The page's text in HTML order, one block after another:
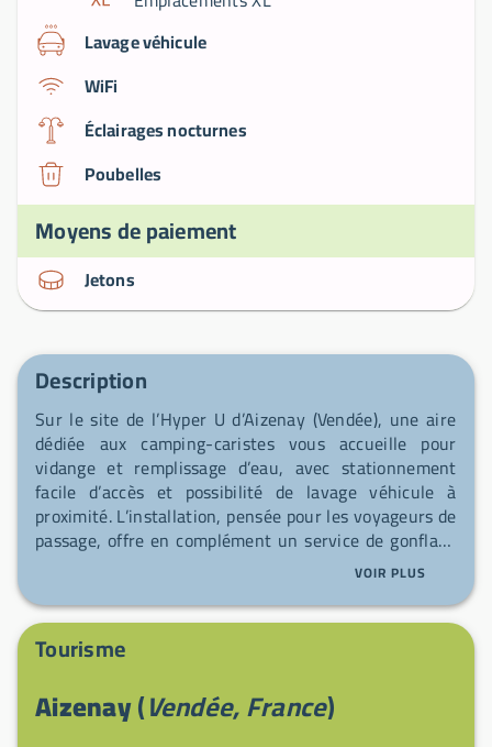
Lavage véhicule
WiFi
Éclairages nocturnes
Poubelles
Moyens de paiement
Jetons
Description
Sur le site de l’Hyper U d’Aizenay (Vendée), une aire
dédiée aux camping-caristes vous accueille pour
vidange et remplissage d’eau, avec stationnement
facile d’accès et possibilité de lavage véhicule à
proximité. L’installation, pensée pour les voyageurs de
passage, offre en complément un service de gonflage
des pneumatiques sur place et un distributeur de gaz
en libre‑service accessible 24 h/24. Les usagers
peuvent profiter des installations du magasin; une
station-service voisine propose également ADBlue et
GPL. Les animaux sont les bienvenus, et les amateurs
sentiers pédestres (environ 90 km) et de pistes
VOIR PLUS
Tourisme
Aizenay(Vendée, France)